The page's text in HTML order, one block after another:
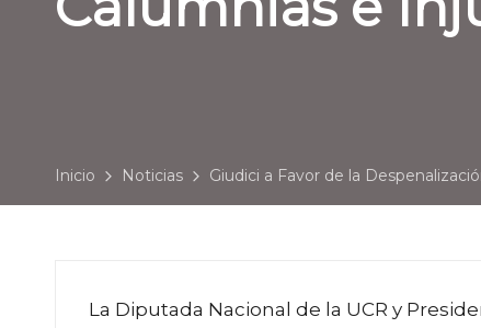
Inicio Noticias Giudici a Favor de la
La Diputada Nacional de la UCR y